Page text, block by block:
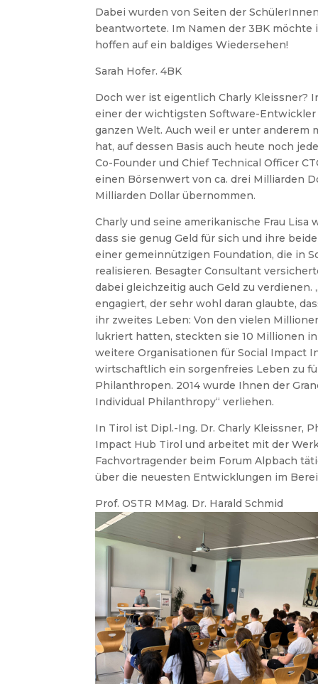
Dabei wurden von Seiten der
beantwortete. Im Namen der 3BK
hoffen auf ein baldiges Wiedersehen!
Sarah Hofer. 4BK
Doch wer ist eigentlich Charly Kleissner?
einer der wichtigsten Software-
ganzen Welt. Auch weil er unter anderem
hat, auf dessen Basis auch heute noch
Co-Founder und Chief Technical Officer
einen Börsenwert von ca. drei Milliarden
Milliarden Dollar übernommen.
Charly und seine amerikanische Frau
dass sie genug Geld für sich und ihre
einer gemeinnützigen Foundation, die in
realisieren. Besagter Consultant
dabei gleichzeitig auch Geld zu
engagiert, der sehr wohl daran glaubte,
ihr zweites Leben: Von den vielen
lukriert hatten, steckten sie 10 Millionen
weitere Organisationen für Social Impact
wirtschaftlich ein sorgenfreies Leben zu
Philanthropen. 2014 wurde Ihnen der
Individual Philanthropy“ verliehen.
In Tirol ist Dipl.-Ing. Dr. Charly Kleissner,
Impact Hub Tirol und arbeitet mit der
Fachvortragender beim Forum Alpbach
über die neuesten Entwicklungen im
Prof. OSTR MMag. Dr. Harald Schmid